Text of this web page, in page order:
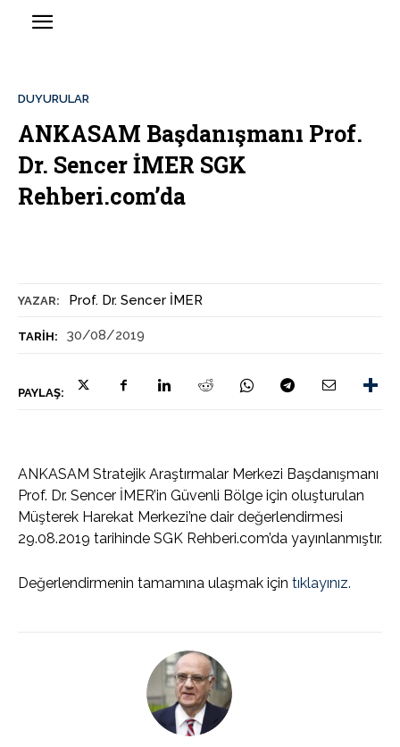
YAZAR: Prof. Dr. Sencer İMER
TARIH: 30/08/2019
PAYLAŞ:
DUYURULAR
ANKASAM Başdanışmanı Prof.
Dr. Sencer İMER SGK
Rehberi.com’da
ANKASAM Stratejik Araştırmalar Merkezi Başdanışmanı
Prof. Dr. Sencer İMER’in Güvenli Bölge için oluşturulan
Müşterek Harekat Merkezi’ne dair değerlendirmesi
29.08.2019 tarihinde SGK Rehberi.com’da yayınlanmıştır.
Değerlendirmenin tamamına ulaşmak için tıklayınız.